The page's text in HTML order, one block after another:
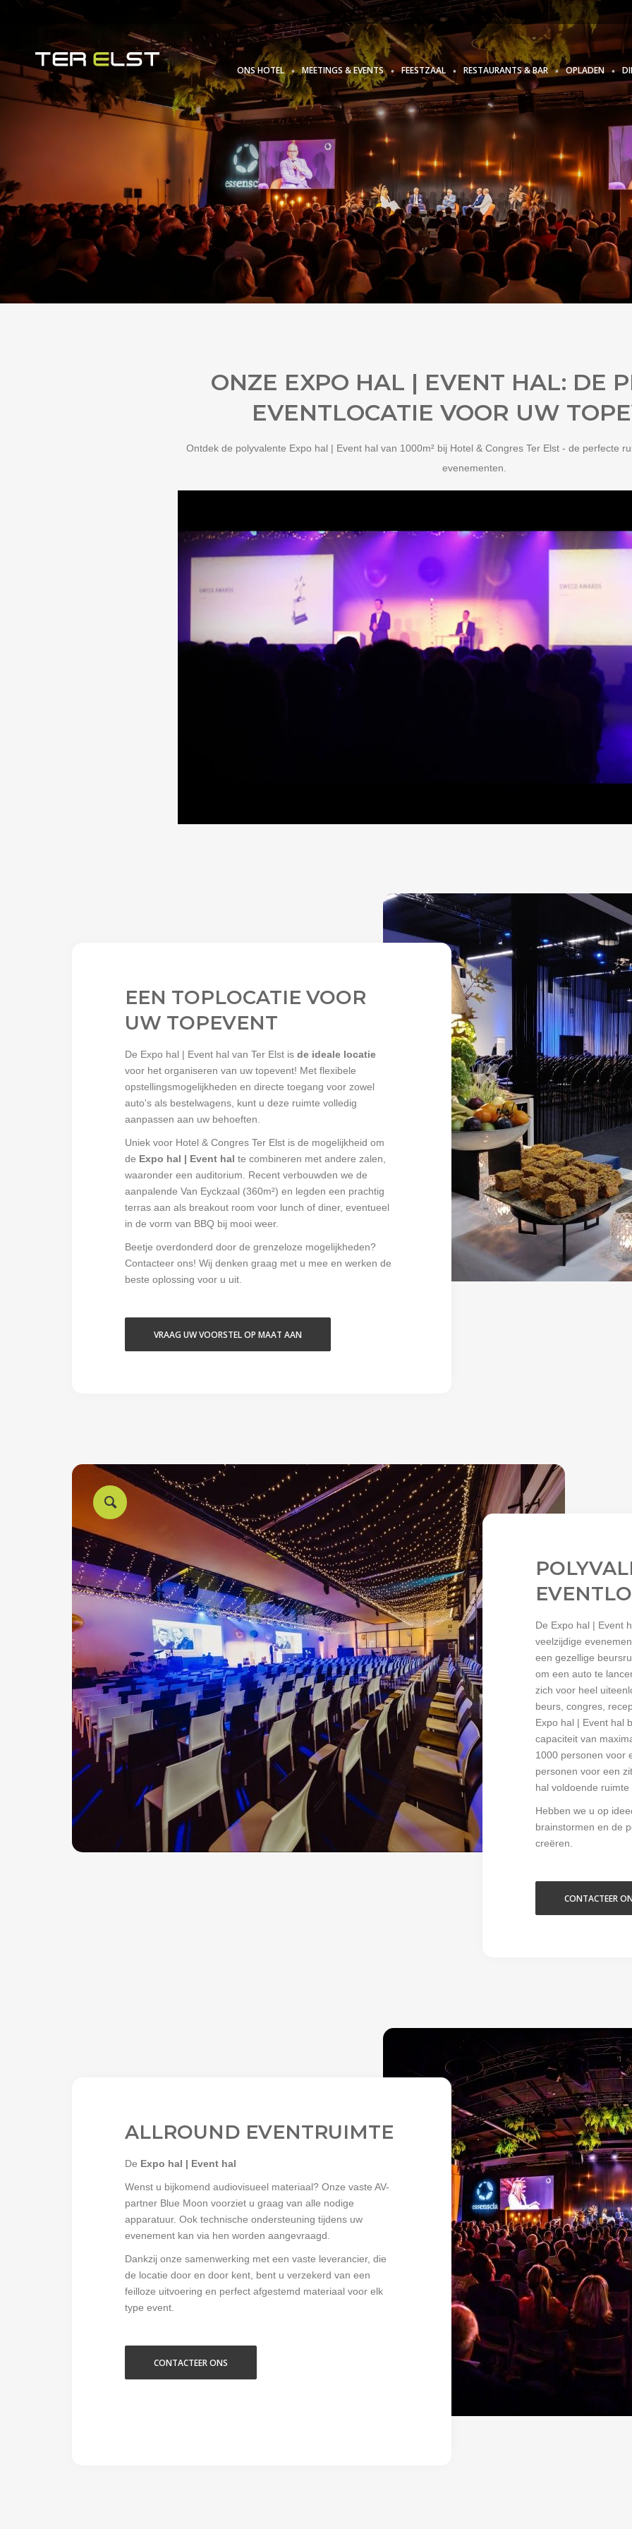
ONS HOTEL MEETINGS & EVENTS FEESTZAAL RESTAURANTS & BAR OPLADEN
ONZE EXPO HAL | EVENT HAL: DE
EVENTLOCATIE VOOR UW
Ontdek de polyvalente Expo hal | Event hal van 1000m² bij Hotel & Congres Ter Elst - de perfecte
evenementen.
EEN TOPLOCATIE VOOR
UW TOPEVENT
De Expo hal | Event hal van Ter Elst isde ideale locatie
voor het organiseren van uw topevent! Met flexibele
opstellingsmogelijkheden en directe toegang voor zowel
auto's als bestelwagens, kunt u deze ruimte volledig
aanpassen aan uw behoeften.
Uniek voor Hotel & Congres Ter Elst is de mogelijkheid om
de Expo hal | Event hal te combineren met andere zalen,
waaronder een auditorium. Recent verbouwden we de
aanpalende Van Eyckzaal (360m²) en legden een prachtig
terras aan als breakout room voor lunch of diner, eventueel
in de vorm van BBQ bij mooi weer.
Beetje overdonderd door de grenzeloze mogelijkheden?
Contacteer ons! Wij denken graag met u mee en werken de
beste oplossing voor u uit.
VRAAG UW VOORSTEL OP MAAT AAN
De Expo hal | Event
veelzijdige
een gezellige
om een auto te
zich voor heel
beurs, congres,
Expo hal | Event hal
capaciteit van
1000 personen voor
personen voor een
hal voldoende
Hebben we u op
brainstormen en de
creëren.
CONTACTEER
ALLROUND EVENTRUIMTE
De Expo hal | Event hal
Wenst u bijkomend audiovisueel materiaal? Onze vaste AV-
partner Blue Moon voorziet u graag van alle nodige
apparatuur. Ook technische ondersteuning tijdens uw
evenement kan via hen worden aangevraagd.
Dankzij onze samenwerking met een vaste leverancier, die
de locatie door en door kent, bent u verzekerd van een
feilloze uitvoering en perfect afgestemd materiaal voor elk
type event.
CONTACTEER ONS